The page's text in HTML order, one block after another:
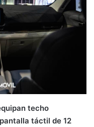
techo
táctil de 12